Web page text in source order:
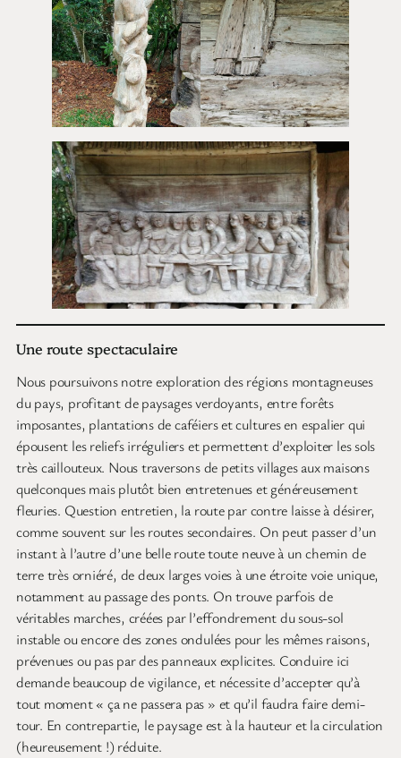
Une route spectaculaire
Nous poursuivons notre exploration des régions montagneuses
du pays, profitant de paysages verdoyants, entre forêts
imposantes, plantations de caféiers et cultures en espalier qui
épousent les reliefs irréguliers et permettent d’exploiter les sols
très caillouteux. Nous traversons de petits villages aux maisons
quelconques mais plutôt bien entretenues et généreusement
fleuries. Question entretien, la route par contre laisse à désirer,
comme souvent sur les routes secondaires. On peut passer d’un
instant à l’autre d’une belle route toute neuve à un chemin de
terre très orniéré, de deux larges voies à une étroite voie unique,
notamment au passage des ponts. On trouve parfois de
véritables marches, créées par l’effondrement du sous-sol
instable ou encore des zones ondulées pour les mêmes raisons,
prévenues ou pas par des panneaux explicites. Conduire ici
demande beaucoup de vigilance, et nécessite d’accepter qu’à
tout moment « ça ne passera pas » et qu’il faudra faire demi-
tour. En contrepartie, le paysage est à la hauteur et la circulation
(heureusement !) réduite.